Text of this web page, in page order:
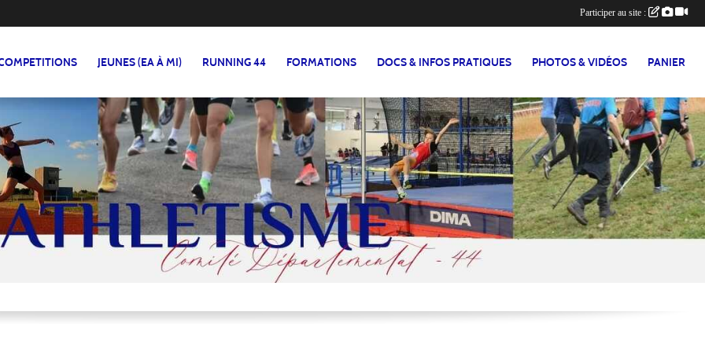
JEUNES (EA À MI) RUNNING 44 FORMATIONS DOCS & INFOS PRATIQUES PHOTOS & VIDÉOS PANIER
Participer au site :